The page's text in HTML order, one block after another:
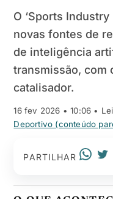
O ‘Sports
novas fontes de
de inteligência
transmissão, com
catalisador.
16 fev 2026 • 10:06 •
Deportivo (conteúdo
PARTILHAR